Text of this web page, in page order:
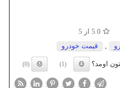
5.0 از 5
قیمت خودرو
اومد؟ (1)
(0)